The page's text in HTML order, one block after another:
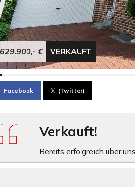
629.900,- € VERKAUFT
Facebook (Twitter)
Verkauft!
Bereits erfolgreich über